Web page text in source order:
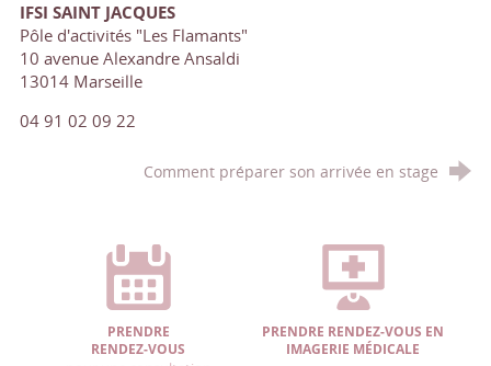
IFSI SAINT JACQUES
Pôle d'activités "Les Flamants"
10 avenue Alexandre Ansaldi
13014 Marseille
04 91 02 09 22
Comment préparer son arrivée en stage
PRENDRE
RENDEZ-VOUS
PRENDRE RENDEZ-VOUS EN
IMAGERIE MÉDICALE